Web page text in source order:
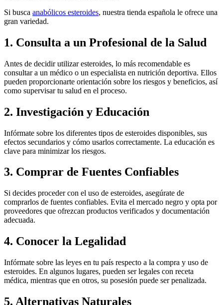
Si busca anabólicos esteroides, nuestra tienda española le ofrece una
gran variedad.
1. Consulta a un Profesional de la Salud
Antes de decidir utilizar esteroides, lo más recomendable es
consultar a un médico o un especialista en nutrición deportiva. Ellos
pueden proporcionarte orientación sobre los riesgos y beneficios, así
como supervisar tu salud en el proceso.
2. Investigación y Educación
Infórmate sobre los diferentes tipos de esteroides disponibles, sus
efectos secundarios y cómo usarlos correctamente. La educación es
clave para minimizar los riesgos.
3. Comprar de Fuentes Confiables
Si decides proceder con el uso de esteroides, asegúrate de
comprarlos de fuentes confiables. Evita el mercado negro y opta por
proveedores que ofrezcan productos verificados y documentación
adecuada.
4. Conocer la Legalidad
Infórmate sobre las leyes en tu país respecto a la compra y uso de
esteroides. En algunos lugares, pueden ser legales con receta
médica, mientras que en otros, su posesión puede ser penalizada.
5. Alternativas Naturales